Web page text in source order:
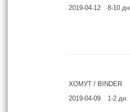
2019-04-12
8-10 дн.
ХОМУТ / BINDER
2019-04-09
1-2 дн.